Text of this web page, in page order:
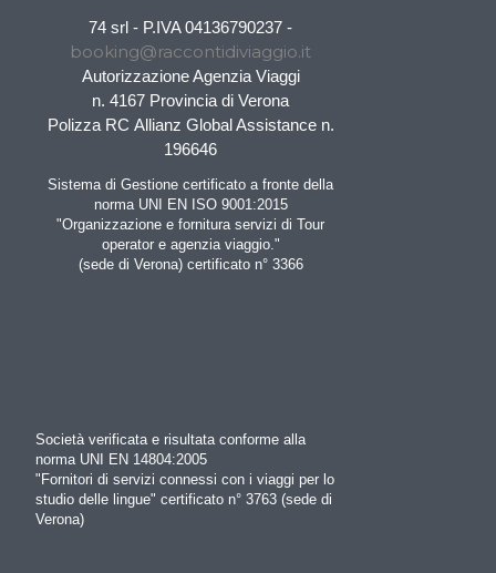
74 srl - P.IVA 04136790237 -
booking@raccontidiviaggio.it
Autorizzazione Agenzia Viaggi
n. 4167 Provincia di Verona
Polizza RC Allianz Global Assistance n.
196646
Sistema di Gestione certificato a fronte della
norma UNI EN ISO 9001:2015
"Organizzazione e fornitura servizi di Tour
operator e agenzia viaggio."
(sede di Verona) certificato n° 3366
Società verificata e risultata conforme alla
norma UNI EN 14804:2005
"Fornitori di servizi connessi con i viaggi per lo
studio delle lingue" certificato n° 3763 (sede di
Verona)